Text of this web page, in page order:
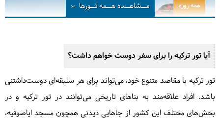
همه روزه مــشاهــدههــمه تــورها
آیا تور ترکیه را برای سفر دوست خواهم داشت؟
تور ترکیه با مقاصد متنوع خود، می‌تواند برای هر سلیقه‌ای دوست‌داشتنی
باشد. افراد علاقه‌مند به بناهای تاریخی می‌توانند در تور ترکیه و در
بخش‌های مختلف این کشور از جاهایی دیدنی همچون مسجد ایاصوفیه،